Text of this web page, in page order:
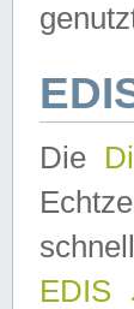
Die
EDIS